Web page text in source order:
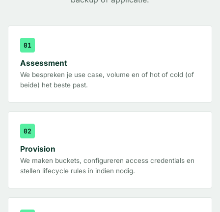
01
Assessment
We bespreken je use case, volume en of hot of cold (of
beide) het beste past.
02
Provision
We maken buckets, configureren access credentials en
stellen lifecycle rules in indien nodig.